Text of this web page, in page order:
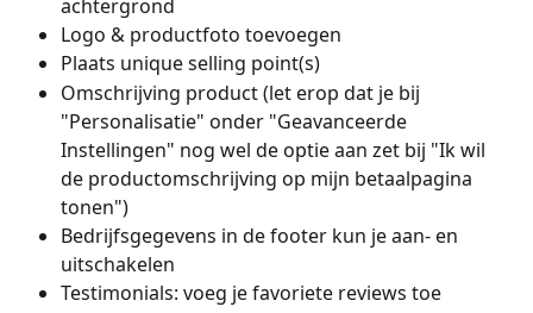
achtergrond
Logo & productfoto toevoegen
Plaats unique selling point(s)
Omschrijving product (let erop dat je bij
"Personalisatie" onder "Geavanceerde
Instellingen" nog wel de optie aan zet bij "Ik wil
de productomschrijving op mijn betaalpagina
tonen")
Bedrijfsgegevens in de footer kun je aan- en
uitschakelen
Testimonials: voeg je favoriete reviews toe